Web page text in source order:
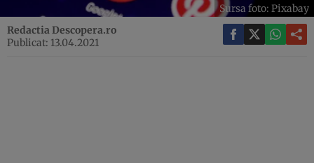
Sursa foto: Pixabay
Redactia Descopera.ro
Publicat: 13.04.2021